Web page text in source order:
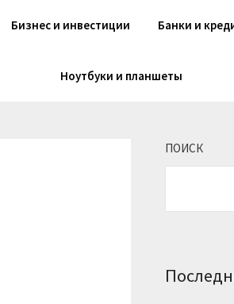
Бизнес и инвестиции Банки и
Ноутбуки и планшеты
ПОИСК